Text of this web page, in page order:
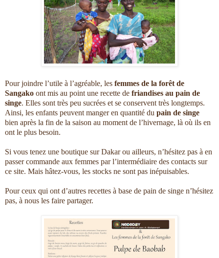
Pour joindre l’utile à l’agréable, les femmes de la forêt de
Sangako ont mis au point une recette de friandises au pain de
singe. Elles sont très peu sucrées et se conservent très longtemps.
Ainsi, les enfants peuvent manger en quantité du pain de singe
bien après la fin de la saison au moment de l’hivernage, là où ils en
ont le plus besoin.
Si vous tenez une boutique sur Dakar ou ailleurs, n’hésitez pas à en
passer commande aux femmes par l’intermédiaire des contacts sur
ce site. Mais hâtez-vous, les stocks ne sont pas inépuisables.
Pour ceux qui ont d’autres recettes à base de pain de singe n’hésitez
pas, à nous les faire partager.